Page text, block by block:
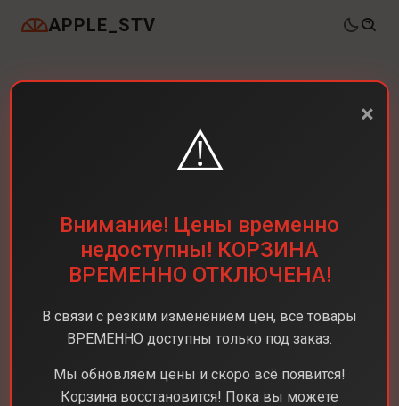
APPLE_STV
×
⚠️
Внимание! Цены временно
недоступны! КОРЗИНА
ВРЕМЕННО ОТКЛЮЧЕНА!
В связи с резким изменением цен, все товары
ВРЕМЕННО доступны только под заказ.
Мы обновляем цены и скоро всё появится!
Корзина восстановится! Пока вы можете